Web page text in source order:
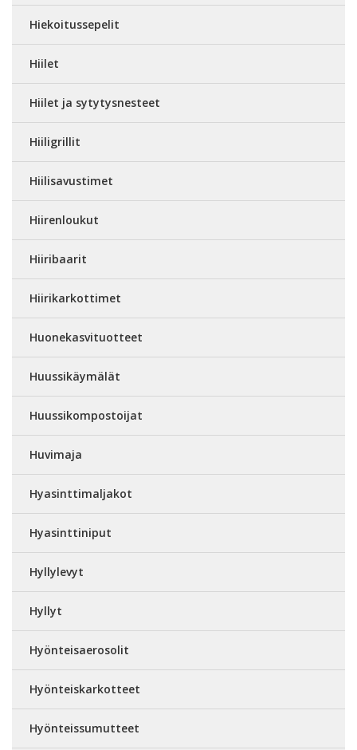
Hiekoitussepelit
Hiilet
Hiilet ja sytytysnesteet
Hiiligrillit
Hiilisavustimet
Hiirenloukut
Hiiribaarit
Hiirikarkottimet
Huonekasvituotteet
Huussikäymälät
Huussikompostoijat
Huvimaja
Hyasinttimaljakot
Hyasinttiniput
Hyllylevyt
Hyllyt
Hyönteisaerosolit
Hyönteiskarkotteet
Hyönteissumutteet